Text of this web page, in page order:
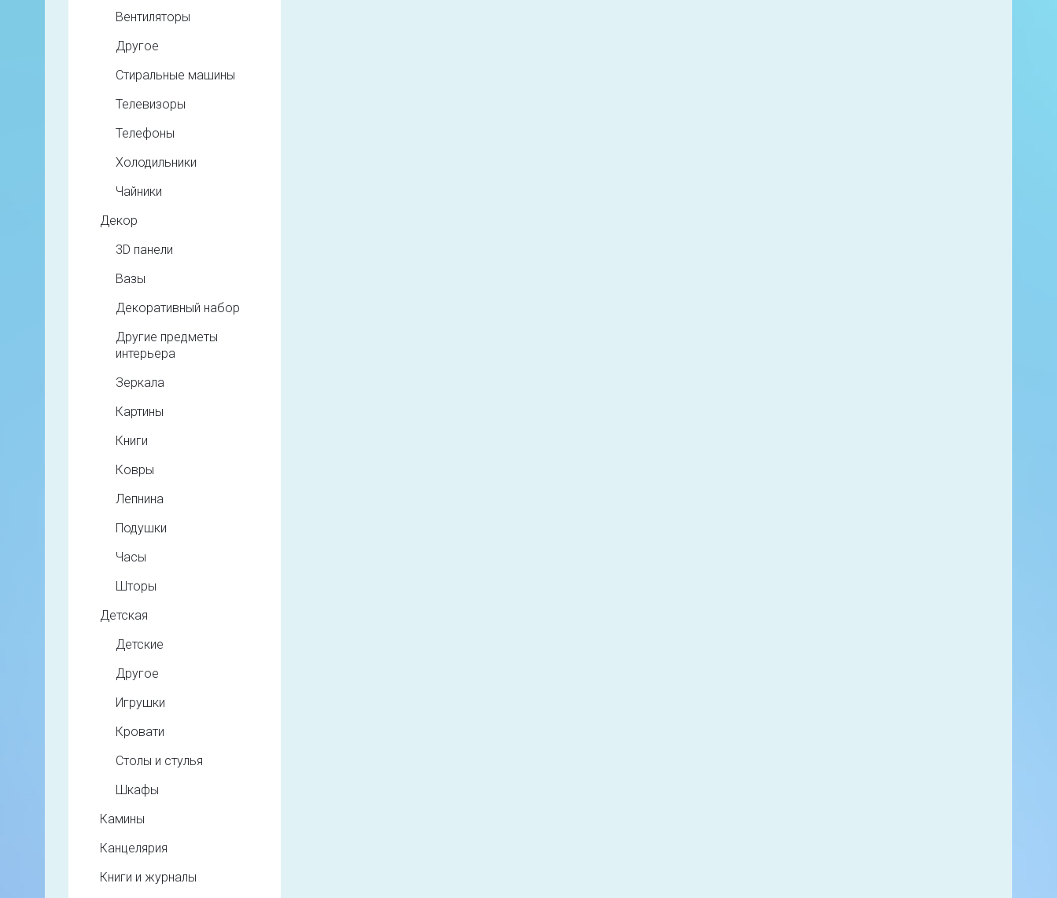
Вентиляторы
Другое
Стиральные машины
Телевизоры
Телефоны
Холодильники
Чайники
Декор
3D панели
Вазы
Декоративный набор
Другие предметы
интерьера
Зеркала
Картины
Книги
Ковры
Лепнина
Подушки
Часы
Шторы
Детская
Детские
Другое
Игрушки
Кровати
Столы и стулья
Шкафы
Камины
Канцелярия
Книги и журналы